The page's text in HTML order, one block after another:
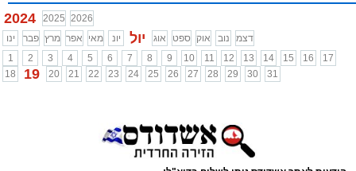
2024 2025 2026
ינו
פבר מרץ אפר מאי יונ יול אוג ספט אוק נוב
דצמ
1
2 3 4 5 6 7 8 9 10 11 12 13 14 15 16
17
18
19 20 21 22 23 24 25 26 27 28 29 30 31